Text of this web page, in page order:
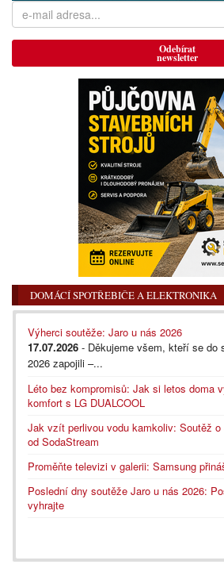
Odebírat
newsletter
DOMÁCÍ SPOTŘEBIČE A ELEKTRONIKA
Výherci soutěže: Jaro u nás 2026
17.07.2026 - Děkujeme všem, kteří se do
2026 zapojili –...
Léto bez kompromisů: Jak si letos doma
komfort s LG DUALCOOL
Jak vzít perlivou vodu kamkoliv: Soutěž
od SodaStream
Proměňte televizi v galerii: Samsung
Poslední dny soutěže Jaro u nás 2026:
vyhrajte